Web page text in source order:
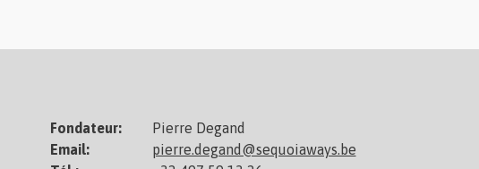
Fondateur:
Pierre Degand
Email:
pierre.degand@sequoiaways.be